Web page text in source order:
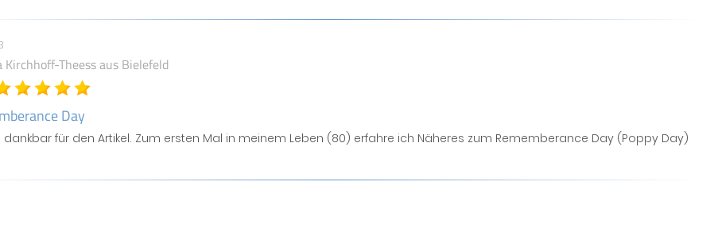
Kirchhoff-Theessaus Bielefeld
Day
dankbar für den Artikel. Zum ersten Mal in meinem Leben (80) erfahre ich Näheres zum Rememberance Day (Poppy Day)